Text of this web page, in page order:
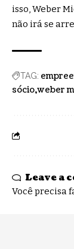
isso, Weber
não irá se
TAG:
sócio weber
Leave a
Você precisa